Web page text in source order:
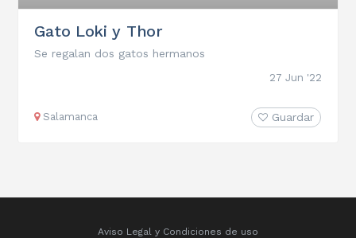
Gato Loki y Thor
Se regalan dos gatos hermanos
27 Jun '22
Salamanca Guardar
Aviso Legal y Condiciones de uso